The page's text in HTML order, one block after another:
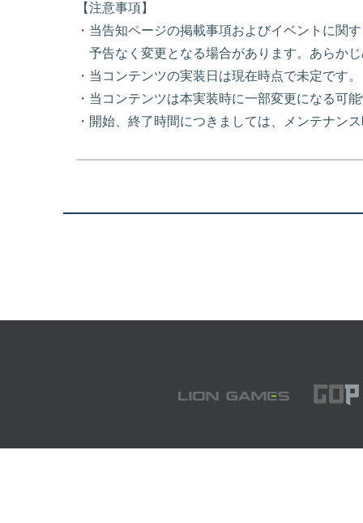
【注意事項】
・当告知ページの掲載事項およびイベントに関
予告なく変更となる場合があります。あらか
・当コンテンツの実装日は現在時点で未定です。
・当コンテンツは本実装時に一部変更になる可
・開始、終了時間につきましては、メンテナン